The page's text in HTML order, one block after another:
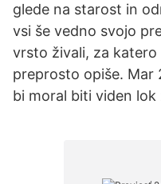
glede na starost in
vsi še vedno svojo
vrsto živali, za katero
preprosto opiše. Mar
bi moral biti viden